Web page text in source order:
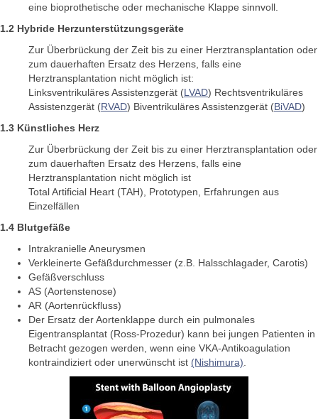
eine bioprothetische oder mechanische Klappe sinnvoll.
1.2 Hybride Herzunterstützungsgeräte
Zur Überbrückung der Zeit bis zu einer Herztransplantation oder
zum dauerhaften Ersatz des Herzens, falls eine
Herztransplantation nicht möglich ist:
Linksventrikuläres Assistenzgerät (LVAD) Rechtsventrikuläres
Assistenzgerät (RVAD) Biventrikuläres Assistenzgerät (BiVAD)
1.3 Künstliches Herz
Zur Überbrückung der Zeit bis zu einer Herztransplantation oder
zum dauerhaften Ersatz des Herzens, falls eine
Herztransplantation nicht möglich ist
Total Artificial Heart (TAH), Prototypen, Erfahrungen aus
Einzelfällen
1.4 Blutgefäße
Intrakranielle Aneurysmen
Verkleinerte Gefäßdurchmesser (z.B. Halsschlagader, Carotis)
Gefäßverschluss
AS (Aortenstenose)
AR (Aortenrückfluss)
Der Ersatz der Aortenklappe durch ein pulmonales
Eigentransplantat (Ross-Prozedur) kann bei jungen Patienten in
Betracht gezogen werden, wenn eine VKA-Antikoagulation
kontraindiziert oder unerwünscht ist (Nishimura)